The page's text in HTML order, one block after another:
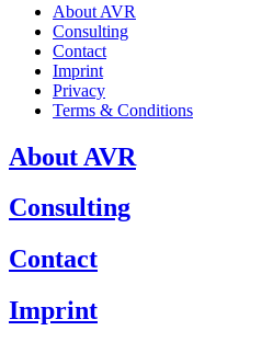
About AVR
Consulting
Contact
Imprint
Privacy
Terms & Conditions
About AVR
Consulting
Contact
Imprint